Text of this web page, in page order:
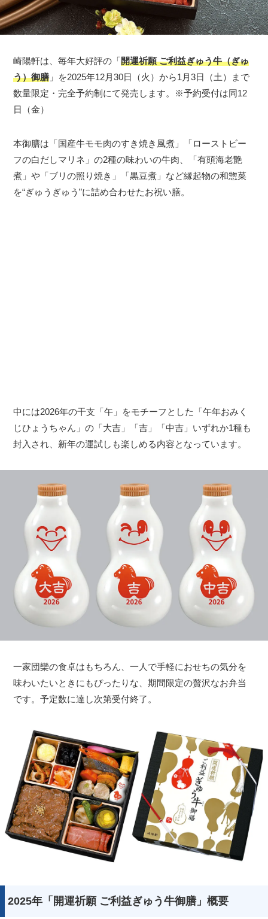
崎陽軒は、毎年大好評の「開運祈願 ご利益ぎゅう牛（ぎゅ
う）御膳 」を2025年12月30日（火）から1月3日（土）まで
数量限定・完全予約制にて発売します。※予約受付は同12
日（金）
本御膳は「国産牛モモ肉のすき焼き風煮」「ローストビー
フの白だしマリネ」の2種の味わいの牛肉、「有頭海老艶
煮」や「ブリの照り焼き」「黒豆煮」など縁起物の和惣菜
を“ぎゅうぎゅう”に詰め合わせたお祝い膳。
中には2026年の干支「午」をモチーフとした「午年おみく
じひょうちゃん」の「大吉」「吉」「中吉」いずれか1種も
封入され、新年の運試しも楽しめる内容となっています。
一家団欒の食卓はもちろん、一人で手軽におせちの気分を
味わいたいときにもぴったりな、期間限定の贅沢なお弁当
です。予定数に達し次第受付終了。
2025年「開運祈願 ご利益ぎゅう牛御膳」概要